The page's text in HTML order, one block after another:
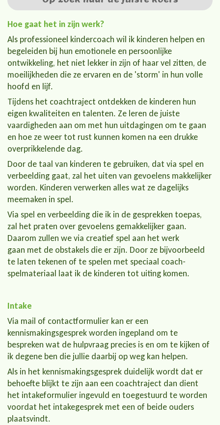
Hoe gaat het in zijn werk?
Als professioneel kindercoach wil ik kinderen helpen en
begeleiden bij hun emotionele en persoonlijke
ontwikkeling, het niet lekker in zijn of haar vel zitten, de
moeilijkheden die ze ervaren en de 'storm' in hun volle
hoofd en lijf.
Tijdens het coachtraject ontdekken de kinderen hun
eigen kwaliteiten en talenten. Ze leren de juiste
vaardigheden aan om met hun uitdagingen om te gaan
en hoe ze weer tot rust kunnen komen na een drukke
overprikkelende dag.
Door de taal van kinderen te gebruiken, dat via spel en
verbeelding gaat, zal het uiten van gevoelens makkelijker
worden. Kinderen verwerken alles wat ze dagelijks
meemaken in spel.
Via spel en verbeelding die ik in de gesprekken toepas,
zal het praten over gevoelens gemakkelijker gaan.
Daarom zullen we via creatief spel aan het werk
gaan met de obstakels die er zijn. Door ze bijvoorbeeld
te laten tekenen of te spelen met speciaal coach-
spelmateriaal laat ik de kinderen tot uiting komen.
Intake
Via mail of contactformulier kan er een
kennismakingsgesprek worden ingepland om te
bespreken wat de hulpvraag precies is en om te kijken of
ik degene ben die jullie daarbij op weg kan helpen.
Als in het kennismakingsgesprek duidelijk wordt dat er
behoefte blijkt te zijn aan een coachtraject dan dient
het intakeformulier ingevuld en toegestuurd te worden
voordat het intakegesprek met een of beide ouders
plaatsvindt.